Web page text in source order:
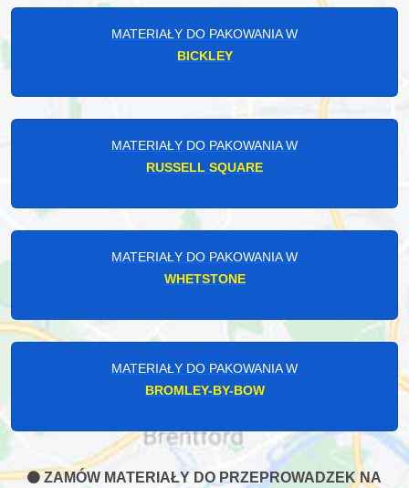
MATERIAŁY DO PAKOWANIA W
BICKLEY
MATERIAŁY DO PAKOWANIA W
RUSSELL SQUARE
MATERIAŁY DO PAKOWANIA W
WHETSTONE
MATERIAŁY DO PAKOWANIA W
BROMLEY-BY-BOW
ZAMÓW MATERIAŁY DO PRZEPROWADZEK NA